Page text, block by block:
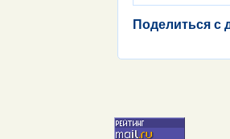
Поделиться с